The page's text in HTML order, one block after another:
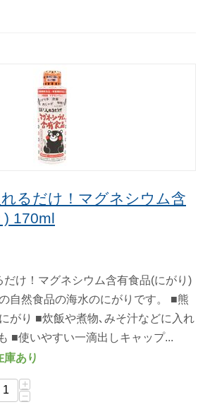
るだけ！マグネシウム含
) 170ml
け！マグネシウム含有食品(にがり)
自然食品の海水のにがりです。 ■熊
がり ■炊飯や煮物､みそ汁などに入れ
■使いやすい一滴出しキャップ...
庫あり
+
−